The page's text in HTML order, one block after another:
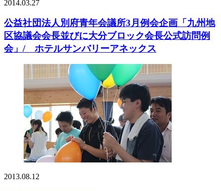
2014.03.27
公益社団法人別府青年会議所3月例会企画「九州地
区協議会会長並びに大分ブロック会長公式訪問例
会」/ ホテルサンバリーアネックス
2013.08.12